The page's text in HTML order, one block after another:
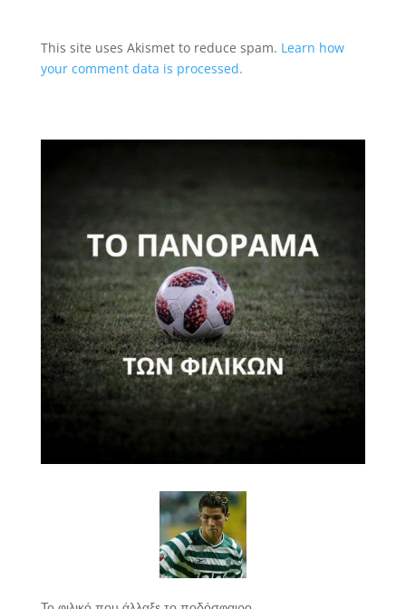
This site uses Akismet to reduce spam. Learn how
your comment data is processed.